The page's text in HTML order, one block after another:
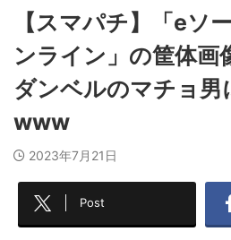
【スマパチ】「eソ
ンライン」の筐体画
ダンベルのマチョ男
www
2023年7月21日
Post